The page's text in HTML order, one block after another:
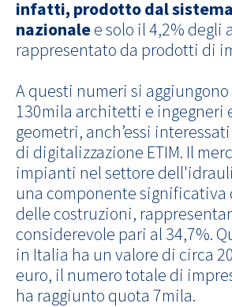
infatti, prodotto dal
nazionalee solo il 4,2% degli
rappresentato da prodotti di
A questi numeri si
130mila architetti e ingegneri
geometri, anch’essi
di digitalizzazione ETIM. Il
impianti nel settore
una componente significativa
delle costruzioni,
considerevole pari al 34,7%.
in Italia ha un valore di circa
euro, il numero totale di
ha raggiunto quota 7mila.